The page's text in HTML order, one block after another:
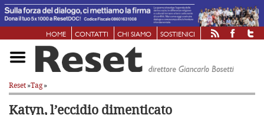
HOME CONTATTI CHI SIAMO SOSTIENICI
Reset»Tag»
Katyn, l’eccidio dimenticato